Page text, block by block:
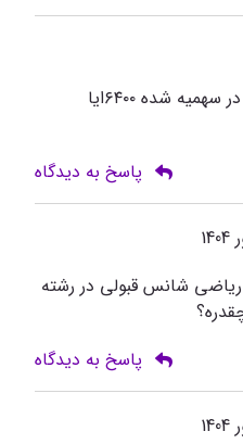
سلام من با سهمیه ۲۵درصد رتبم در سهمیه شده ۶۴۰۰ایا
پاسخ به دیدگاه
۲۰۰ سهمیه ۲۵ رشته ریاضی شانس قبولی در رشته
پاسخ به دیدگاه